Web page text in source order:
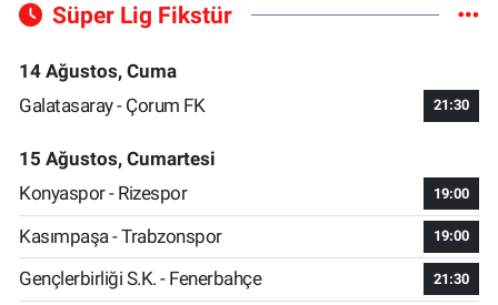
Süper Lig Fikstür
14 Ağustos, Cuma
Galatasaray - Çorum FK
21:30
15 Ağustos, Cumartesi
Konyaspor - Rizespor
19:00
Kasımpaşa - Trabzonspor 19:00
Gençlerbirliği S.K. - Fenerbahçe 21:30